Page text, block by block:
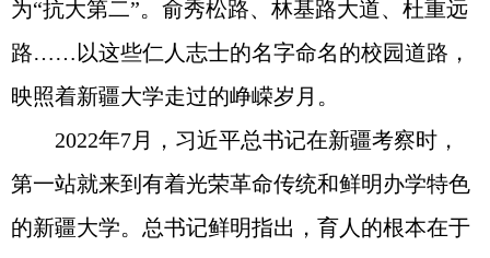
为“抗大第二”。俞秀松路、林基路大道、杜重远
路……以这些仁人志士的名字命名的校园道路，
映照着新疆大学走过的峥嵘岁月。
2022年7月，习近平总书记在新疆考察时，
第一站就来到有着光荣革命传统和鲜明办学特色
的新疆大学。总书记鲜明指出，育人的根本在于